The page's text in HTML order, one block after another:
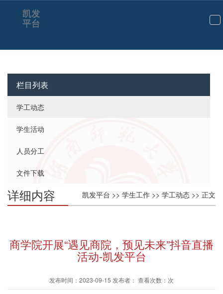
切
航
凯发
平台
栏目列表
学工动态
学生活动
人员分工
文件下载
凯发平台 >> 学生工作 >> 学工动态 >> 正文
详细内容
商学院开展“遇见商院，预见未来”抖音直播
活动-凯发平台
发布时间：2023-09-15 发布者： 查看次数：次